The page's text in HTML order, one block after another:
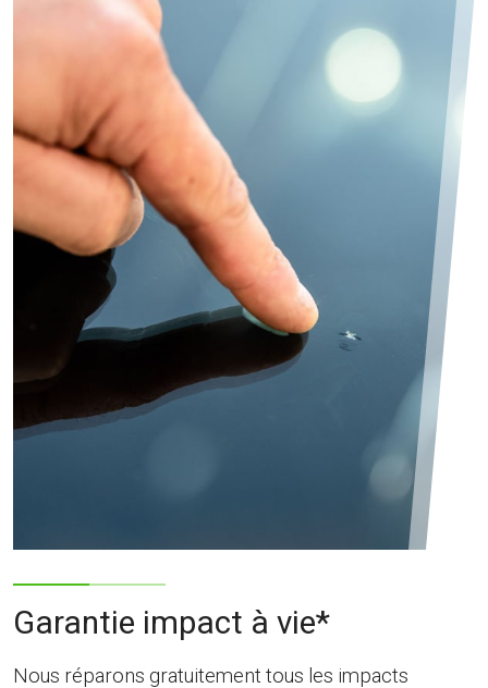
Garantie impact à vie*
Nous réparons gratuitement tous les impacts